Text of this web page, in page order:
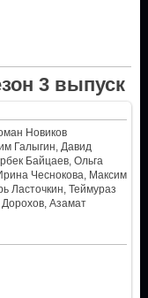
3 выпуск
Новиков
Галыгин, Давид
Байцаев, Ольга
Чеснокова, Максим
Ласточкин, Теймураз
Азамат